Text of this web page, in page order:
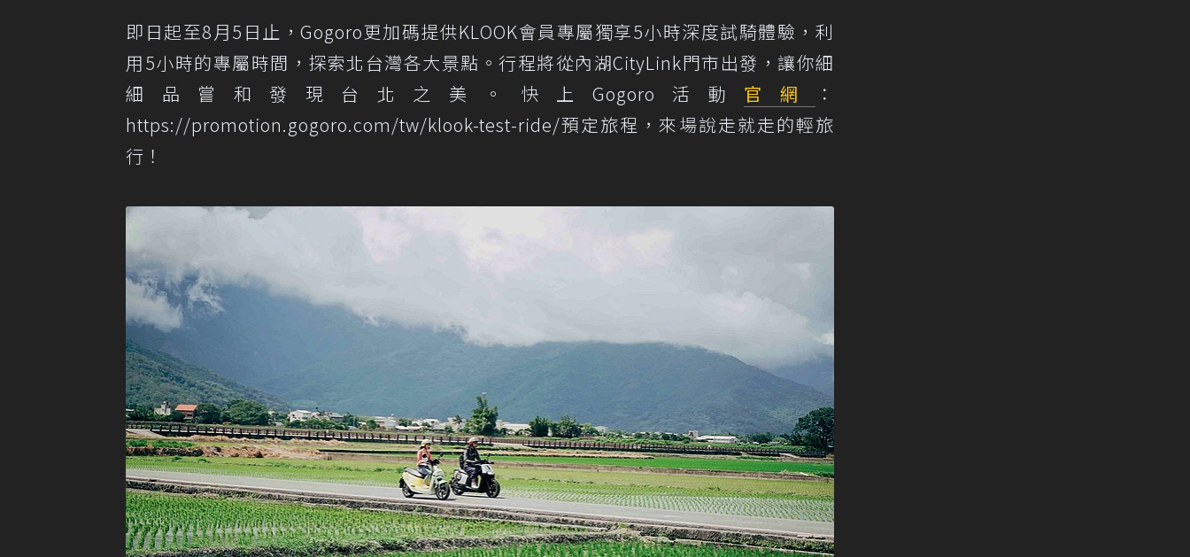
即日起至8月5日止，Gogoro更加碼提供KLOOK會員專屬獨享5小時深度試騎體驗，利
用5小時的專屬時間，探索北台灣各大景點。行程將從內湖CityLink門市出發，讓你細
細品嘗和發現台北之美。快上Gogoro活動 官網
：
https://promotion.gogoro.com/tw/klook-test-ride/預定旅程，來場說走就走的輕旅
行！